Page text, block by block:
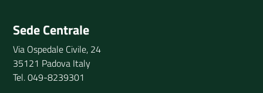
Seguici
Sede Centrale
Via Ospedale Civile, 24
35121 Padova Italy
Tel. 049-8239301